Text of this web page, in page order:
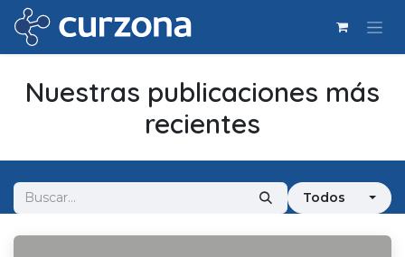
Ir al contenido
Nuestras publicaciones más
recientes
Todos